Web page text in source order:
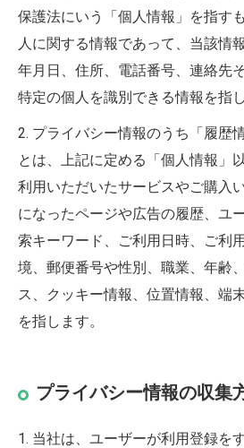
保護法にいう「個人情報」を指す
人に関する情報であって、当該情
年月日、住所、電話番号、連絡先
特定の個人を識別できる情報を指し
2. プライバシー情報のうち「履歴
とは、上記に定める「個人情報」
利用いただいたサービスやご購入
になったページや広告の履歴、ユ
索キーワード、ご利用日時、ご利
境、郵便番号や性別、職業、年齢
ス、クッキー情報、位置情報、端
を指します。
プライバシー情報の収集
1. 当社は、ユーザーが利用登録を